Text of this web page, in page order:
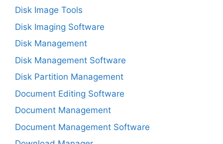
Disk Image Tools
Disk Imaging Software
Disk Management
Disk Management Software
Disk Partition Management
Document Editing Software
Document Management
Document Management Software